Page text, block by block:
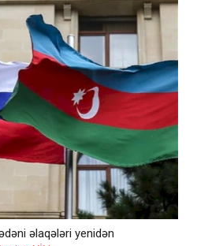
əlaqələri yenidən